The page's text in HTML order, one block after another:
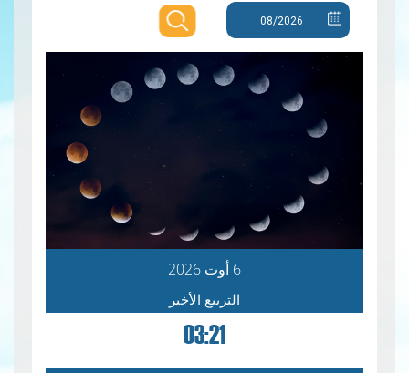
6 أوت 2026
التربيع الأخير
03:21